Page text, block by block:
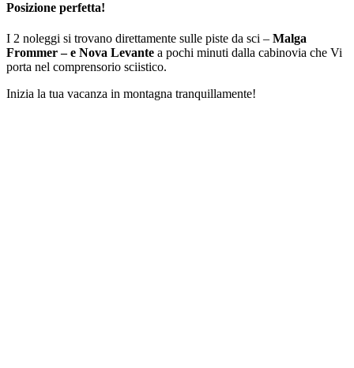
Posizione perfetta!
I 2 noleggi si trovano direttamente sulle piste da sci – Malga
Frommer – e Nova Levante a pochi minuti dalla cabinovia che Vi
porta nel comprensorio sciistico.
Inizia la tua vacanza in montagna tranquillamente!